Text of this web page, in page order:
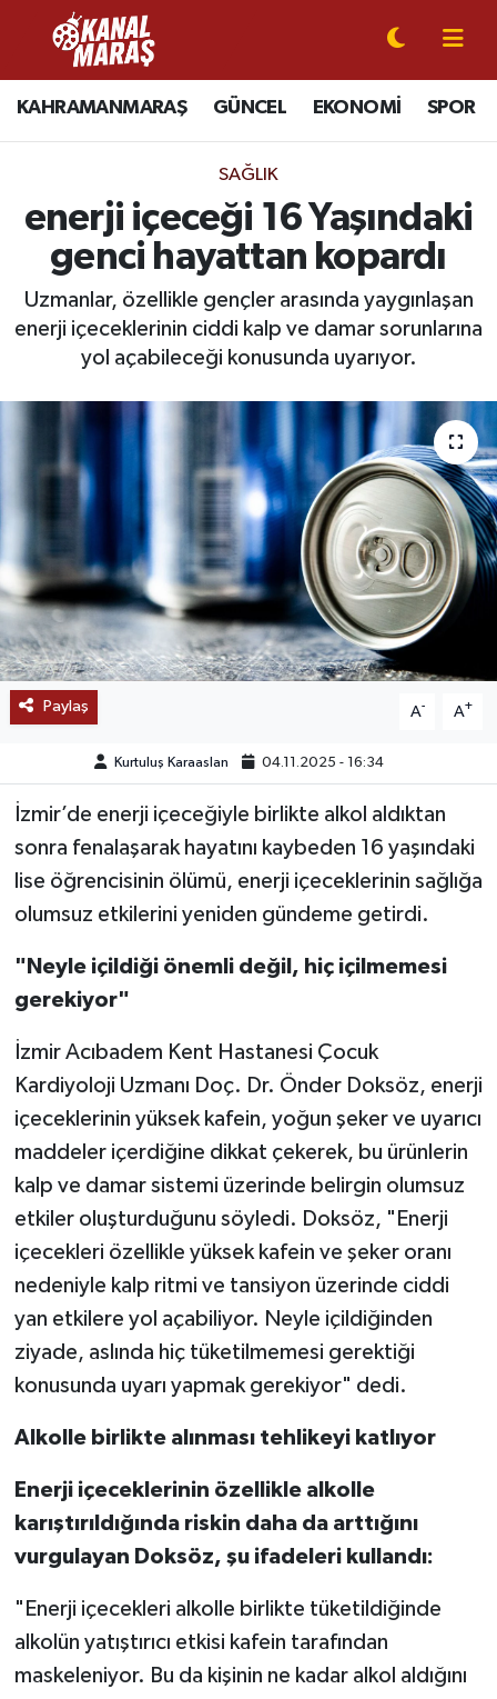
KAHRAMANMARAŞ GÜNCEL EKONOMİ SPOR
SAĞLIK
enerji içeceği 16 Yaşındaki
genci hayattan kopardı
Uzmanlar, özellikle gençler arasında yaygınlaşan
enerji içeceklerinin ciddi kalp ve damar sorunlarına
yol açabileceği konusunda uyarıyor.
Paylaş A- A+
Kurtuluş Karaaslan 04.11.2025 - 16:34
İzmir’de enerji içeceğiyle birlikte alkol aldıktan
sonra fenalaşarak hayatını kaybeden 16 yaşındaki
lise öğrencisinin ölümü, enerji içeceklerinin sağlığa
olumsuz etkilerini yeniden gündeme getirdi.
"Neyle içildiği önemli değil, hiç içilmemesi
gerekiyor"
İzmir Acıbadem Kent Hastanesi Çocuk
Kardiyoloji Uzmanı Doç. Dr. Önder Doksöz, enerji
içeceklerinin yüksek kafein, yoğun şeker ve uyarıcı
maddeler içerdiğine dikkat çekerek, bu ürünlerin
kalp ve damar sistemi üzerinde belirgin olumsuz
etkiler oluşturduğunu söyledi. Doksöz, "Enerji
içecekleri özellikle yüksek kafein ve şeker oranı
nedeniyle kalp ritmi ve tansiyon üzerinde ciddi
yan etkilere yol açabiliyor. Neyle içildiğinden
ziyade, aslında hiç tüketilmemesi gerektiği
konusunda uyarı yapmak gerekiyor" dedi.
Alkolle birlikte alınması tehlikeyi katlıyor
Enerji içeceklerinin özellikle alkolle
karıştırıldığında riskin daha da arttığını
vurgulayan Doksöz, şu ifadeleri kullandı:
"Enerji içecekleri alkolle birlikte tüketildiğinde
alkolün yatıştırıcı etkisi kafein tarafından
maskeleniyor. Bu da kişinin ne kadar alkol aldığını
CANLI YAYIN
KAHRAMANMARAŞ
GÜNCEL
SPOR
SİYASET
EKONOMİ
GÜNDEM
MAGAZİN
EĞİTİM
BÖLGE
KEŞFET
POPÜLER
DÜNYA
TREND
OTOMOTİV
TEKNOLOJİ
KÜLTÜR SANAT
Kahramanmaraş Nöbetçi Eczaneler
Kahramanmaraş Hava Durumu
Kahramanmaraş Namaz Vakitleri
Kahramanmaraş Trafik Yoğunluk Haritası
Süper Lig Puan Durumu ve Fikstür
Tüm Manşetler
Son Dakika Haberleri
Haber Arşivi